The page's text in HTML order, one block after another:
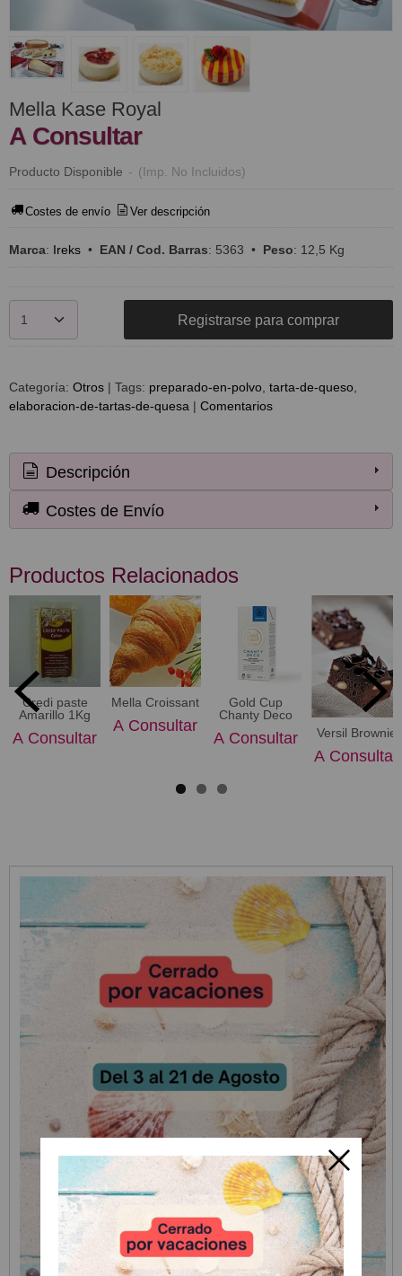
Mella Kase Royal
A Consultar
Producto Disponible - (Imp. No Incluidos)
Costes de envío Ver descripción
Marca: Ireks • EAN / Cod. Barras: 5363 • Peso: 12,5 Kg
Registrarse para comprar
Categoría: Otros | Tags: preparado-en-polvo tarta-de-queso
elaboracion-de-tartas-de-quesa | Comentarios
Descripción
Costes de Envío
Productos Relacionados
Credi paste
Amarillo 1Kg
A Consultar
Mella Croissant
A Consultar
Gold Cup
Chanty Deco
A Consultar Versil Brownie
A Consultar